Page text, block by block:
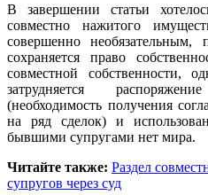
В завершении статьи
совместно нажитого
совершенно необязательным,
сохраняется право
совместной собственности,
затрудняется
(необходимость получения
на ряд сделок) и
бывшими супругами нет мира.
Читайте также: Раздел
супругов через суд